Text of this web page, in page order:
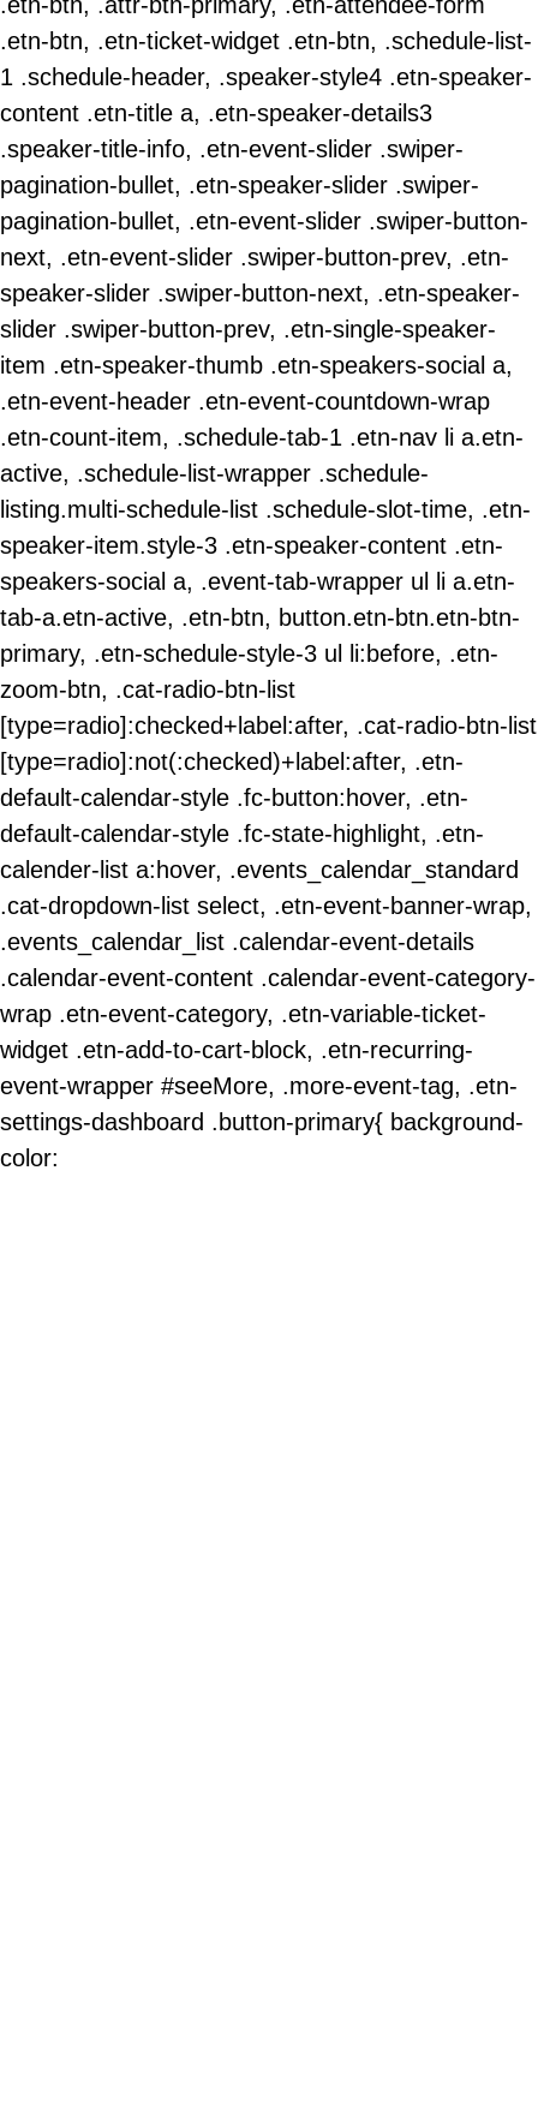
.etn-btn, .attr-btn-primary, .etn-attendee-form
.etn-btn, .etn-ticket-widget .etn-btn, .schedule-list-
1 .schedule-header, .speaker-style4 .etn-speaker-
content .etn-title a, .etn-speaker-details3
.speaker-title-info, .etn-event-slider .swiper-
pagination-bullet, .etn-speaker-slider .swiper-
pagination-bullet, .etn-event-slider .swiper-button-
next, .etn-event-slider .swiper-button-prev, .etn-
speaker-slider .swiper-button-next, .etn-speaker-
slider .swiper-button-prev, .etn-single-speaker-
item .etn-speaker-thumb .etn-speakers-social a,
.etn-event-header .etn-event-countdown-wrap
.etn-count-item, .schedule-tab-1 .etn-nav li a.etn-
active, .schedule-list-wrapper .schedule-
listing.multi-schedule-list .schedule-slot-time, .etn-
speaker-item.style-3 .etn-speaker-content .etn-
speakers-social a, .event-tab-wrapper ul li a.etn-
tab-a.etn-active, .etn-btn, button.etn-btn.etn-btn-
primary, .etn-schedule-style-3 ul li:before, .etn-
zoom-btn, .cat-radio-btn-list
[type=radio]:checked+label:after, .cat-radio-btn-list
[type=radio]:not(:checked)+label:after, .etn-
default-calendar-style .fc-button:hover, .etn-
default-calendar-style .fc-state-highlight, .etn-
calender-list a:hover, .events_calendar_standard
.cat-dropdown-list select, .etn-event-banner-wrap,
.events_calendar_list .calendar-event-details
.calendar-event-content .calendar-event-category-
wrap .etn-event-category, .etn-variable-ticket-
widget .etn-add-to-cart-block, .etn-recurring-
event-wrapper #seeMore, .more-event-tag, .etn-
settings-dashboard .button-primary{ background-
color: